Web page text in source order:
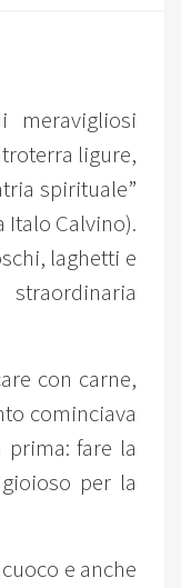
meravigliosi
ligure,
spirituale”
Italo Calvino).
laghetti e
con carne,
cominciava
prima: fare la
per la
e anche